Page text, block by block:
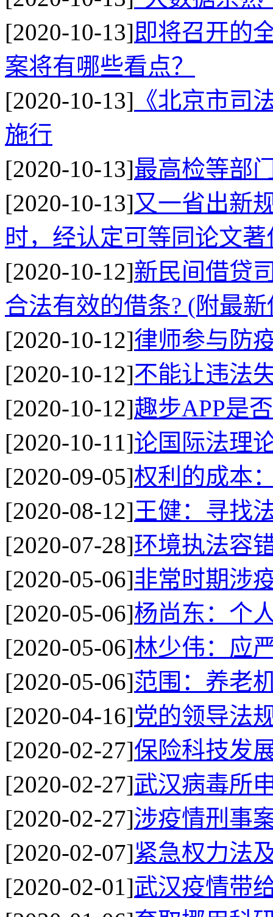
[2020-10-13]即将召开的
案将有哪些看点？
[2020-10-13] 《北京市司
施行
[2020-10-13]最高检等部
[2020-10-13]又一省出新
时，经认定可等同论文著
[2020-10-12]新民间借贷
合法有效的借条? (附最
[2020-10-12]律师参与防
[2020-10-12]不能让违法
[2020-10-12]趣步APP是
[2020-10-11]论国际法理
[2020-09-05]权利的成本
[2020-08-12]王健：寻找
[2020-07-28]环境执法容
[2020-05-06]非常时期涉
[2020-05-06]杨尚东：个
[2020-05-06]林少伟：应
[2020-05-06]范围：养老
[2020-04-16]党的领导法
[2020-02-27]保险科技发
[2020-02-27]武汉病毒所
[2020-02-27]涉疫情刑事
[2020-02-07]紧急权力法
[2020-02-01]武汉疫情带